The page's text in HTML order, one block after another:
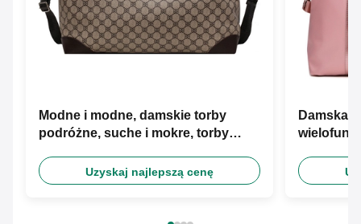
Modne i modne, damskie torby
podróżne, suche i mokre, torby
Uzyskaj najlepszą cenę
Damska